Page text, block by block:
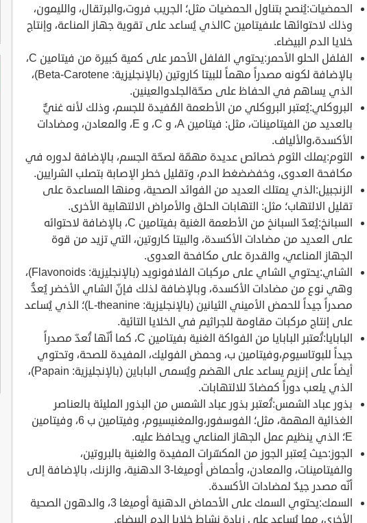
الحمضيات:يُنصح بتناول الحمضيات مثل؛ الجريب فروت،والبرتقال، والليمون،
وذلك لاحتوائها علىفيتامين Cالذي يُساعد على تقوية جهاز المناعة، وإنتاج
خلايا الدم البيضاء.
الفلفل الحلو الأحمر:يحتوي الفلفل الأحمر على كمية كبيرة من فيتامين C،
بالإضافة لكونه مصدراً مهماً للبيتا كاروتين (بالإنجليزية: Beta-Carotene)،
الذي يساهم في الحفاظ على صحّةالجلدوالعينين.
البروكلي:يُعتبر البروكلي من الأطعمة المُفيدة للجسم، وذلك لأنه غنيٌّ
بالعديد من الفيتامينات، مثل: فيتامين A، و C، و E، والمعادن، ومضادات
الأكسدة،والألياف.
الثوم:يملك الثوم خصائص عديدة مهمّة لصحّة الجسم، بالإضافة لدوره في
مكافحة العدوى، وخفضضغط الدم، وتقليل خطر الإصابة بتصلب الشرايين.
الزنجبيل:الذي يمتلك العديد من الفوائد الصحية، ومنها المساعدة على
تقليل الالتهاب؛ مثل: التهابات الحلق والأمراض الالتهابية الأخرى.
السبانخ:يُعدّ السبانخ من الأطعمة الغنية بفيتامين C، بالإضافة لاحتوائه
على العديد من مضادات الأكسدة، والبيتا كاروتين، التي تزيد من قوة
الجهاز المناعي، والقدرة على مكافحة العدوى.
الشاي:يحتوي الشاي على مركبات الفلافونويد (بالإنجليزية: Flavonoids)،
وهي نوع من مضادات الأكسدة، وبالإضافة لذلك فإنّ الشاي الأخضر يُعدُّ
مصدراً جيداً للحمض الأميني الثيانين (بالإنجليزية: L-theanine)؛ الذي يُساعد
على إنتاج مركبات مقاومة للجراثيم في الخلايا التائية.
البابايا:تُعتبر البابايا من الفواكة الغنية بفيتامين C، كما أنّها تُعدّ مصدراً
جيداً للبوتاسيوم،وفيتامين ب، وحمض الفوليك، المفيدة للصحة، وتحتوي
أيضاً على إنزيم يساعد على الهضم ويُسمى الباباين (بالإنجليزية: Papain)،
الذي يلعب دوراً كمضادّ للالتهابات.
بذور عباد الشمس:تُعتبر بذور عباد الشمس من البذور المليئة بالعناصر
الغذائية المهمة، مثل؛ الفوسفور،والمغنيسيوم، وفيتامين ب 6، وفيتامين
E؛ الذي ينظيم عمل الجهاز المناعي ويحافظ عليه.
الجوز:حيث يُعتبر الجوز من المكسّرات المفيدة والغنية بالبروتين،
والفيتامينات، والمعادن، وأحماض أوميغا-3 الدهنية، والزنك، بالإضافة إلى
أنّه مصدر جيدٌ لمضادات الأكسدة.
السمك:يحتوي السمك على الأحماض الدهنية أوميغا 3، والدهون الصحية
الأخرى، مما يُساعد على زيادة نشاط خلايا الدم البيضاء.